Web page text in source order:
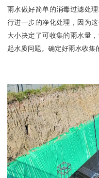
雨水做好简单的消毒过滤处
行进一步的净化处理，因为
大小决定了可收集的雨水量
起水质问题。确定好雨水收集